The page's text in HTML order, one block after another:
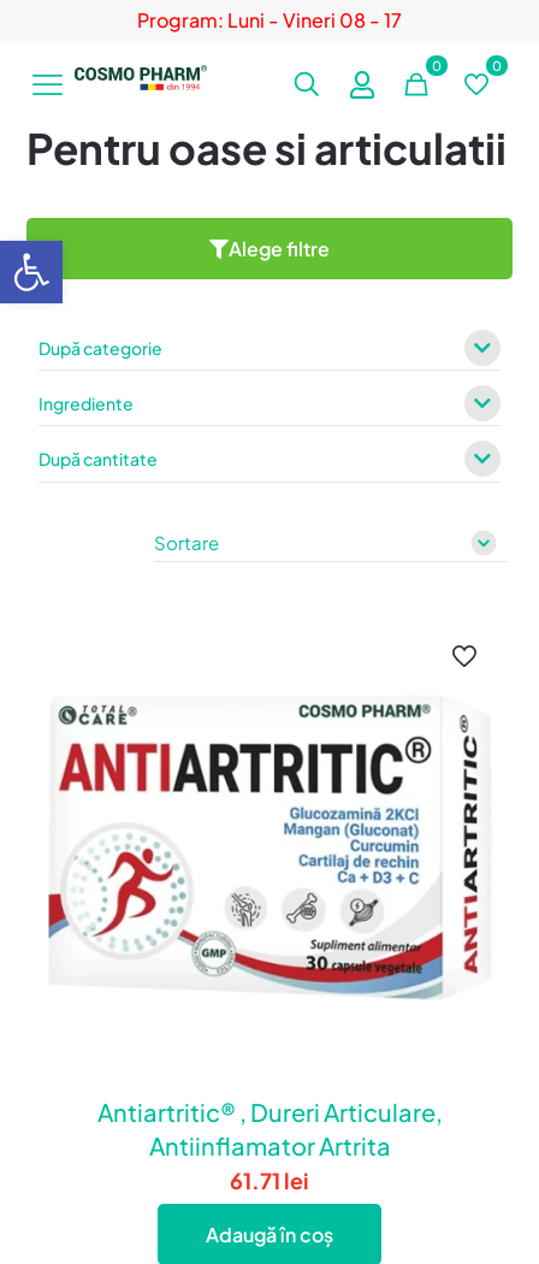
Program: Luni - Vineri 08 - 17
0 0
Pentru oase si articulatii
Alege filtre
După categorie
Ingrediente
După cantitate
Antiartritic® , Dureri Articulare,
Antiinflamator Artrita
61.71 lei
Adaugă în coș
Deschide bara de unelte